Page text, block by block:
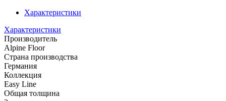
Характеристики
Характеристики
Производитель
Alpine Floor
Страна производства
Германия
Коллекция
Easy Line
Общая толщина